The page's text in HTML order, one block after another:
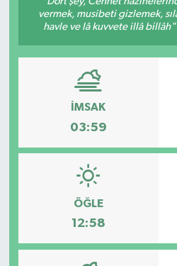
vermek, musibeti gizlemek,
havle ve lâ kuvvete illâ
İMSAK
03:59
ÖĞLE
12:58
DÜNYA
Dursunbey
EĞİTİM
EKONOMİ
Gömeç